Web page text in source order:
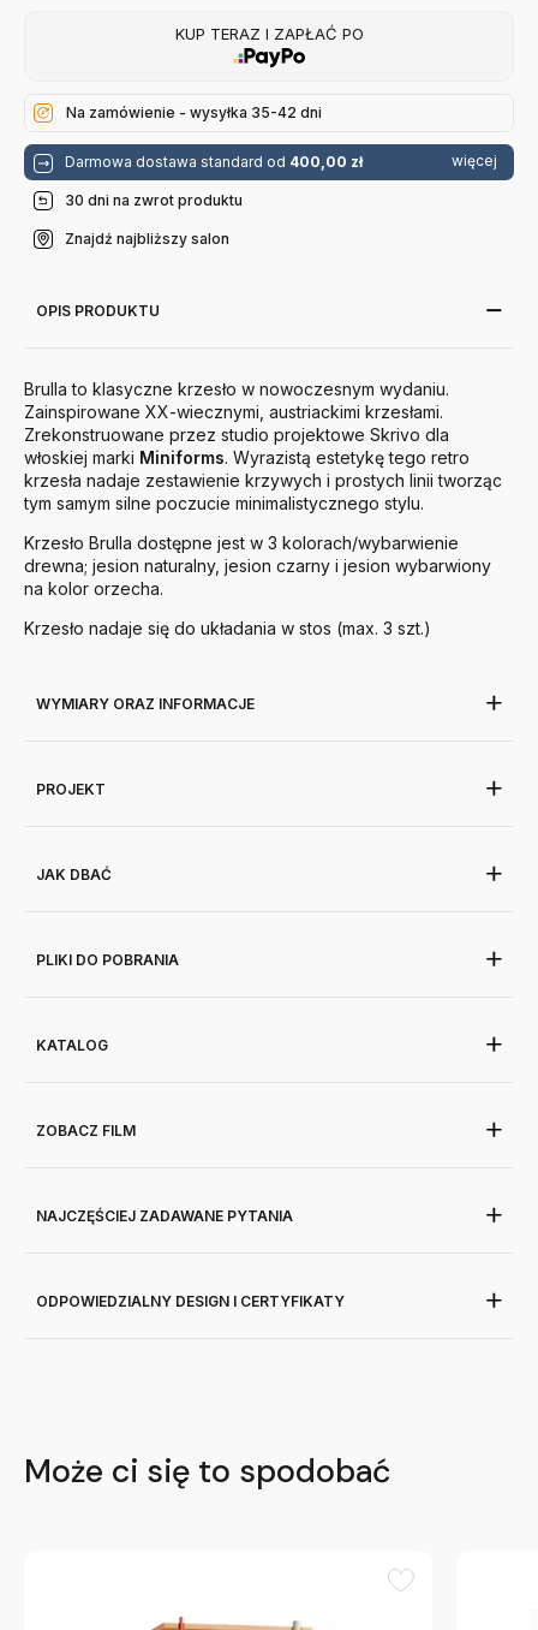
KUP TERAZ I ZAPŁAĆ PO
Na zamówienie - wysyłka 35-42 dni
Darmowa dostawa standard od 400,00 zł więcej
30 dni na zwrot produktu
Znajdź najbliższy salon
OPIS PRODUKTU
Brulla to klasyczne krzesło w nowoczesnym wydaniu.
Zainspirowane XX-wiecznymi, austriackimi krzesłami.
Zrekonstruowane przez studio projektowe Skrivo dla
włoskiej marki Miniforms. Wyrazistą estetykę tego retro
krzesła nadaje zestawienie krzywych i prostych linii tworząc
tym samym silne poczucie minimalistycznego stylu.
Krzesło Brulla dostępne jest w 3 kolorach/wybarwienie
drewna; jesion naturalny, jesion czarny i jesion wybarwiony
na kolor orzecha.
Krzesło nadaje się do układania w stos (max. 3 szt.)
WYMIARY ORAZ INFORMACJE
PROJEKT
JAK DBAĆ
PLIKI DO POBRANIA
KATALOG
ZOBACZ FILM
NAJCZĘŚCIEJ ZADAWANE PYTANIA
ODPOWIEDZIALNY DESIGN I CERTYFIKATY
Może ci się to spodobać